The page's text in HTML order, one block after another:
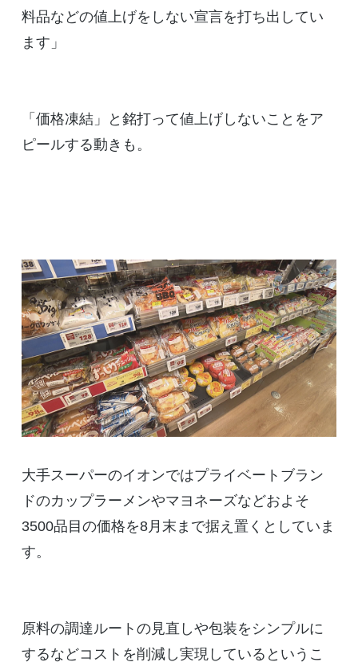
料品などの値上げをしない宣言を打ち出してい
ます」
「価格凍結」と銘打って値上げしないことをア
ピールする動きも。
大手スーパーのイオンではプライベートブラン
ドのカップラーメンやマヨネーズなどおよそ
3500品目の価格を8月末まで据え置くとしていま
す。
原料の調達ルートの見直しや包装をシンプルに
するなどコストを削減し実現しているというこ